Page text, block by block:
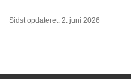
Sidst opdateret: 2. juni 2026